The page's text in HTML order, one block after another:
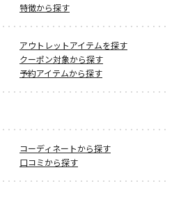
特徴から探す
アウトレットアイテムを探す
クーポン対象から探す
予約アイテムから探す
コーディネートから探す
口コミから探す